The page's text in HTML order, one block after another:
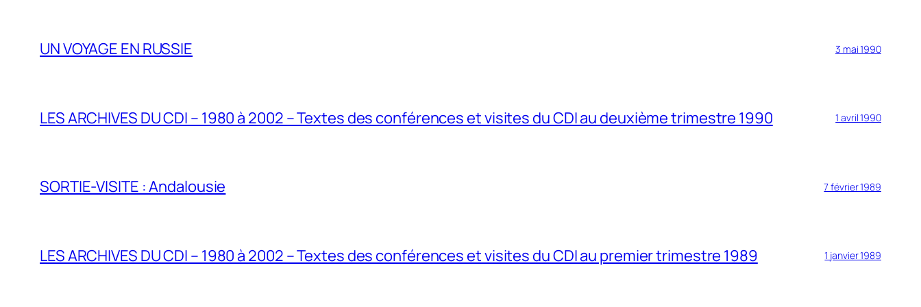
UN VOYAGE EN RUSSIE 3 mai 1990
LES ARCHIVES DU CDI – 1980 à 2002 – Textes des conférences et visites du CDI au deuxième trimestre 1990 1 avril 1990
SORTIE-VISITE : Andalousie 7 février 1989
LES ARCHIVES DU CDI – 1980 à 2002 – Textes des conférences et visites du CDI au premier trimestre 1989 1 janvier 1989